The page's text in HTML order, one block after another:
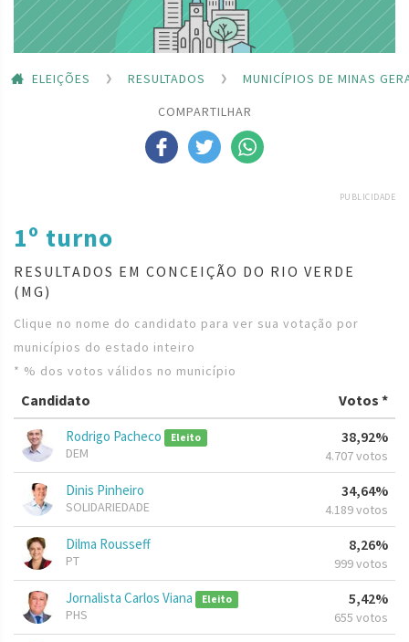
ELEIÇÕES RESULTADOS
MUNICÍPIOS DE MINAS
COMPARTILHAR
PUBLICIDADE
1º turno
RESULTADOS EM CONCEIÇÃO DO RIO VERDE
(MG)
Clique no nome do candidato para ver sua votação por
municípios do estado inteiro
* % dos votos válidos no município
Candidato Votos *
Rodrigo Pacheco Eleito
DEM
38,92%
4.707 votos
Dinis Pinheiro
SOLIDARIEDADE
34,64%
4.189 votos
Dilma Rousseff
PT
8,26%
999 votos
Jornalista Carlos Viana Eleito
PHS
5,42%
655 votos